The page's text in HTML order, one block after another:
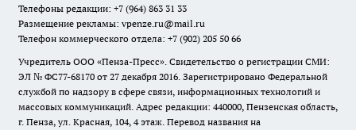
Телефоны редакции: +7 (964) 863 31 33
Размещение рекламы: vpenze.ru@mail.ru
Телефон коммерческого отдела: +7 (902) 205 50 66
Учредитель ООО «Пенза-Пресс». Свидетельство о регистрации СМИ:
ЭЛ № ФС77-68170 от 27 декабря 2016. Зарегистрировано Федеральной
службой по надзору в сфере связи, информационных технологий и
массовых коммуникаций. Адрес редакции: 440000, Пензенская область,
г. Пенза, ул. Красная, 104, 4 этаж. Перевод названия на